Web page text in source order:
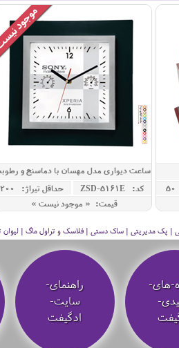
ساعت دیواری مدل مهسان با دماسنج و
کد: ZSD-5161E
حداقل تيراژ: 200
قیمت: « موجود نیست »
مدیریتی | ساک دستی | فلاسک و تراول ماگ | لیوان
های-
راهنمای-
سایت-
ادگیفت